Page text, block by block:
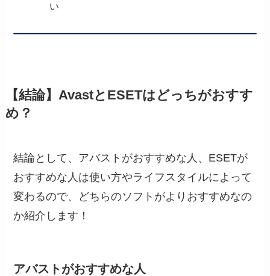
い
【結論】AvastとESETはどっちがおすす
め？
結論として、アバストがおすすめな人、ESETが
おすすめな人は使い方やライフスタイルによって
変わるので、どちらのソフトがよりおすすめなの
か紹介します！
アバストがおすすめな人